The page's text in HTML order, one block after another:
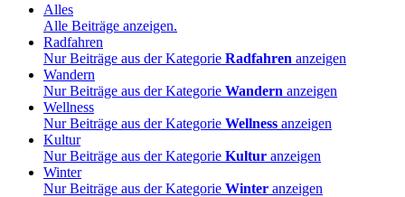
Alles
Alle Beiträge anzeigen.
Radfahren
Nur Beiträge aus der Kategorie Radfahren anzeigen
Wandern
Nur Beiträge aus der Kategorie Wandern anzeigen
Wellness
Nur Beiträge aus der Kategorie Wellness anzeigen
Kultur
Nur Beiträge aus der Kategorie Kultur anzeigen
Winter
Nur Beiträge aus der Kategorie Winter anzeigen